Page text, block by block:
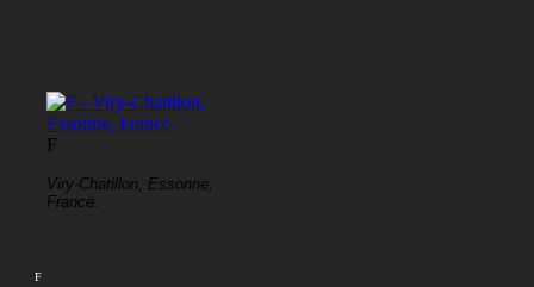
F
Viry-Chatillon, Essonne,
France.
F